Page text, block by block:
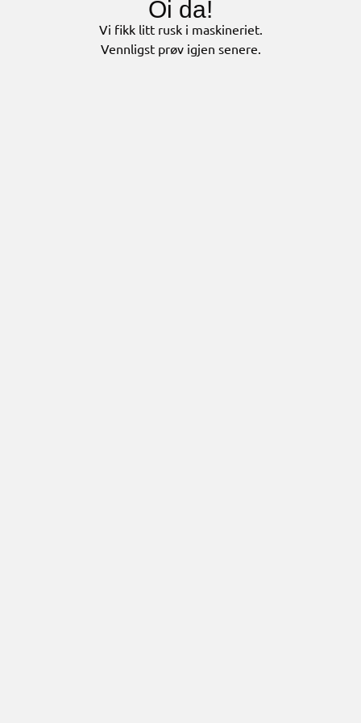
Oi da!
Vi fikk litt rusk i maskineriet.
Vennligst prøv igjen senere.